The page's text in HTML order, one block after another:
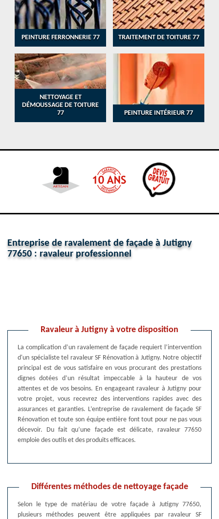
PEINTURE FERRONNERIE 77 TRAITEMENT DE TOITURE 77
NETTOYAGE ET
DÉMOUSSAGE DE TOITURE
77
PEINTURE INTÉRIEUR 77
Entreprise de ravalement de façade à Jutigny
77650 : ravaleur professionnel
Ravaleur à Jutigny à votre disposition
La complication d’un ravalement de façade requiert l’intervention
d'un spécialiste tel ravaleur SF Rénovation à Jutigny. Notre objectif
principal est de vous satisfaire en vous procurant des prestations
dignes dotées d’un résultat impeccable à la hauteur de vos
attentes et de vos besoins. En engageant ravaleur à Jutigny pour
votre projet, vous recevrez des interventions rapides avec des
assurances et garanties. L’entreprise de ravalement de façade SF
Rénovation et toute son équipe entière font tout pour ne pas vous
décevoir. Du fait qu’une façade est délicate, ravaleur 77650
emploie des outils et des produits efficaces.
Différentes méthodes de nettoyage façade
Selon le type de matériau de votre façade à Jutigny 77650,
plusieurs méthodes peuvent être appliquées par ravaleur SF